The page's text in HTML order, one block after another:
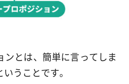
ンとは、簡単に言ってしま
うことです。